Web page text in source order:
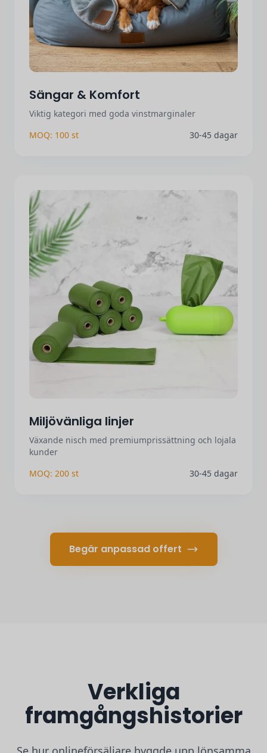
Sängar & Komfort
Viktig kategori med goda vinstmarginaler
MOQ: 100 st
30-45 dagar
Miljövänliga linjer
Växande nisch med premiumprissättning och lojala
kunder
MOQ: 200 st
30-45 dagar
Begär anpassad offert
Verkliga
framgångshistorier